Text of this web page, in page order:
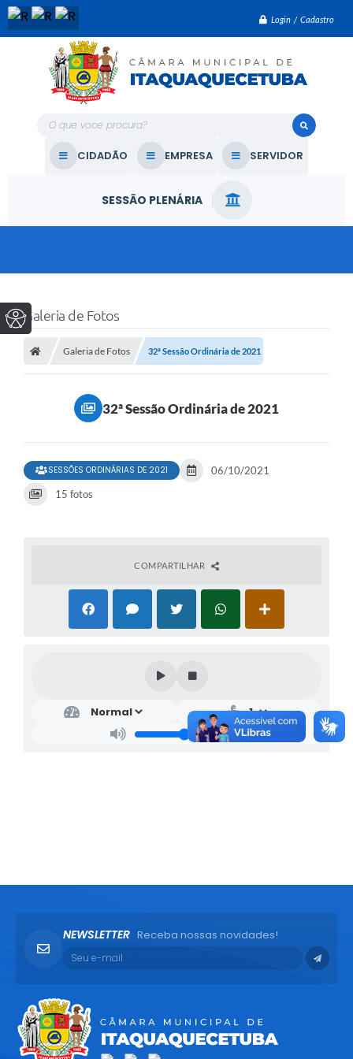
Login / Cadastro
O que voce procura?
CIDADÃO EMPRESA SERVIDOR
SESSÃO PLENÁRIA
Galeria de Fotos
Galeria de Fotos 32ª Sessão Ordinária de 2021
32ª Sessão Ordinária de 2021
SESSÕES ORDINÁRIAS DE 2021
06/10/2021
15 fotos
COMPARTILHAR
NEWSLETTER Receba nossas novidades!